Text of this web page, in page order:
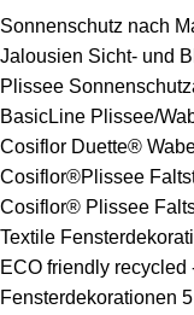
Sonnenschutz nach
Jalousien Sicht- und
Plissee
BasicLine Plissee/
Cosiflor Duette®
Cosiflor®Plissee
Cosiflor® Plissee
Textile
ECO friendly
Fensterdekorationen 5